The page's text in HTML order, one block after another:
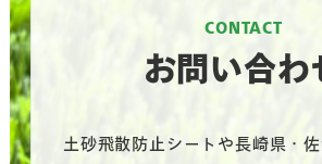
CONTACT
お問い合わ
土砂飛散防止シートや長崎県・